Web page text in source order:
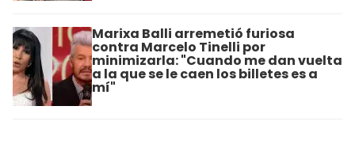
Marixa Balli arremetió furiosa
contra Marcelo Tinelli por
minimizarla: "Cuando me dan vuelta
a la que se le caen los billetes es a
mí"